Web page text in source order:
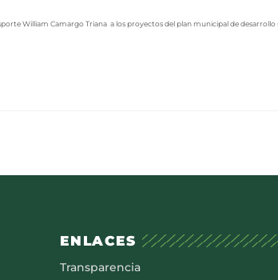
William Camargo Triana a los proyectos del plan municipal de
ENLACES
Transparencia